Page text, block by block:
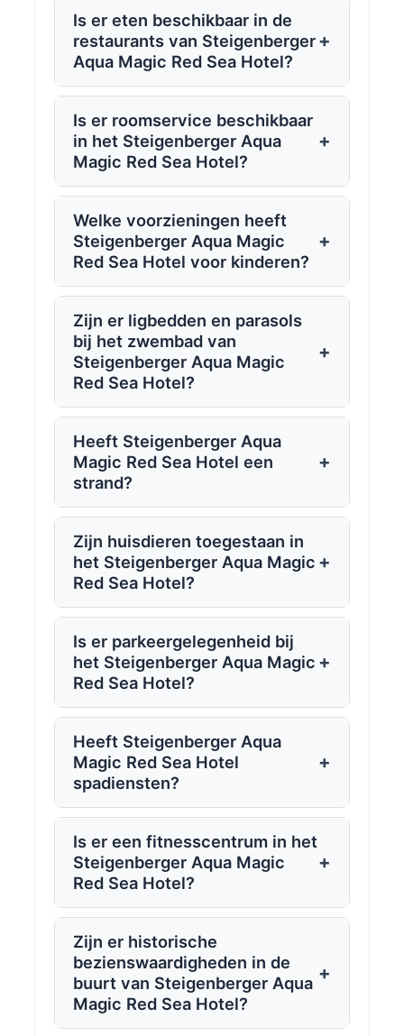
Is er eten beschikbaar in de
restaurants van Steigenberger
Aqua Magic Red Sea Hotel?
+
Is er roomservice beschikbaar
in het Steigenberger Aqua
Magic Red Sea Hotel?
+
Welke voorzieningen heeft
Steigenberger Aqua Magic
Red Sea Hotel voor kinderen?
+
Zijn er ligbedden en parasols
bij het zwembad van
Steigenberger Aqua Magic
Red Sea Hotel?
+
Heeft Steigenberger Aqua
Magic Red Sea Hotel een
strand?
+
Zijn huisdieren toegestaan in
het Steigenberger Aqua Magic
Red Sea Hotel?
+
Is er parkeergelegenheid bij
het Steigenberger Aqua Magic
Red Sea Hotel?
+
Heeft Steigenberger Aqua
Magic Red Sea Hotel
spadiensten?
+
Is er een fitnesscentrum in het
Steigenberger Aqua Magic
Red Sea Hotel?
+
Zijn er historische
bezienswaardigheden in de
buurt van Steigenberger Aqua
Magic Red Sea Hotel?
+